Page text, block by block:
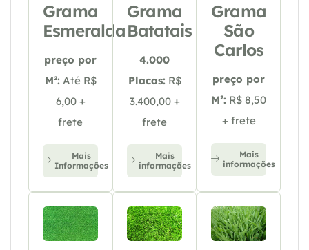
Grama
Esmeralda
preço por
M²: Até R$
6,00 +
frete
Mais
Informações
Grama
Batatais
4.000
Placas: R$
3.400,00 +
frete
Mais
informações
Grama
São
Carlos
preço por
M²: R$ 8,50
+ frete
Mais
informações